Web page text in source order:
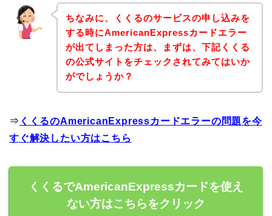
ちなみに、くくるのサービスの申し込みを
する時にAmericanExpressカードエラー
が出てしまった方は、まずは、下記くくる
の公式サイトをチェックされてみてはいか
がでしょうか？
⇒ くくるのAmericanExpressカードエラーの問題を今
すぐ解決したい方はこちら
くくるでAmericanExpressカードを使え
ない方はこちらをクリック